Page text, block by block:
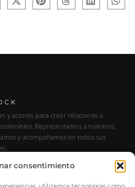
consentimiento
y actores para crear relaciones a
Representamos a nuestros
y acompañamos en todos sus